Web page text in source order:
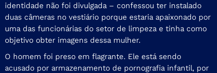
identidade não foi divulgada – confessou ter instalado
duas câmeras no vestiário porque estaria apaixonado por
uma das funcionárias do setor de limpeza e tinha como
objetivo obter imagens dessa mulher.
O homem foi preso em flagrante. Ele está sendo
acusado por armazenamento de pornografia infantil, por